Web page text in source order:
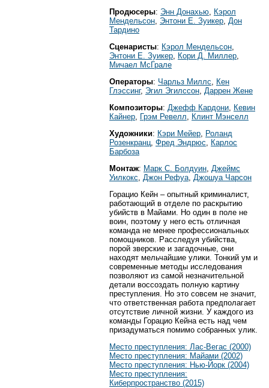
Продюсеры: Энн Донахью Кэрол
Мендельсон Энтони Е. Зуикер Дон
Тардино
Сценаристы: Кэрол Мендельсон
Энтони Е. Зуикер Кори Д. Миллер
Мичаел МcГрале
Операторы: Чарльз Миллс
Кен
Глэссинг, Эгил Эгилссон Даррен Жене
Композиторы: Джефф Кардони Кевин
Кайнер Грэм Ревелл
Клинт Мэнселл
Художники: Кэри Мейер Роланд
Розенкранц Фред Эндрюс
Карлос
Барбоза
Монтаж: Марк С. Болдуин Джеймс
Уилкокс
Джон Рефуа Джошуа Чарсон
Горацио Кейн – опытный криминалист,
работающий в отделе по раскрытию
убийств в Майами. Но один в поле не
воин, поэтому у него есть отличная
команда не менее профессиональных
помощников. Расследуя убийства,
порой зверские и загадочные, они
находят мельчайшие улики. Тонкий ум и
современные методы исследования
позволяют из самой незначительной
детали воссоздать полную картину
преступления. Но это совсем не значит,
что ответственная работа предполагает
отсутствие личной жизни. У каждого из
команды Горацио Кейна есть над чем
призадуматься помимо собранных улик.
Место преступления: Лас-Вегас (2000)
Место преступления: Майами (2002)
Место преступления: Нью-Йорк (2004)
Место преступления:
Киберпространство (2015)